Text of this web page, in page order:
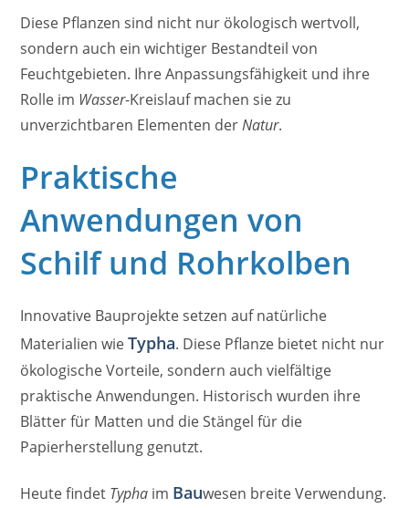
Diese Pflanzen sind nicht nur ökologisch wertvoll,
sondern auch ein wichtiger Bestandteil von
Feuchtgebieten. Ihre Anpassungsfähigkeit und ihre
Rolle im Wasser-Kreislauf machen sie zu
unverzichtbaren Elementen derNatur.
Praktische
Anwendungen von
Schilf und Rohrkolben
Innovative Bauprojekte setzen auf natürliche
Materialien wieTypha. Diese Pflanze bietet nicht nur
ökologische Vorteile, sondern auch vielfältige
praktische Anwendungen. Historisch wurden ihre
Blätter für Matten und die Stängel für die
Papierherstellung genutzt.
Heute findet Typha im Bauwesen breite Verwendung.